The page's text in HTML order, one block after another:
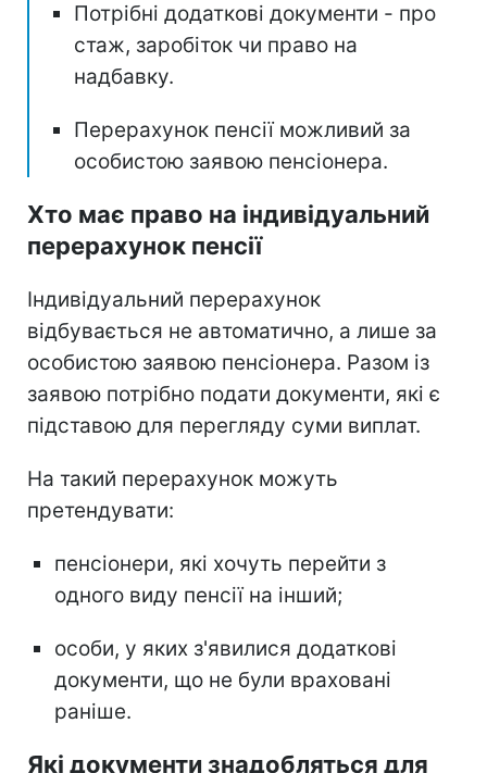
Потрібні додаткові документи - про
стаж, заробіток чи право на
надбавку.
Перерахунок пенсії можливий за
особистою заявою пенсіонера.
Хто має право на індивідуальний
перерахунок пенсії
Індивідуальний перерахунок
відбувається не автоматично, а лише за
особистою заявою пенсіонера. Разом із
заявою потрібно подати документи, які є
підставою для перегляду суми виплат.
На такий перерахунок можуть
претендувати:
пенсіонери, які хочуть перейти з
одного виду пенсії на інший;
особи, у яких з'явилися додаткові
документи, що не були враховані
раніше.
Які документи знадобляться для